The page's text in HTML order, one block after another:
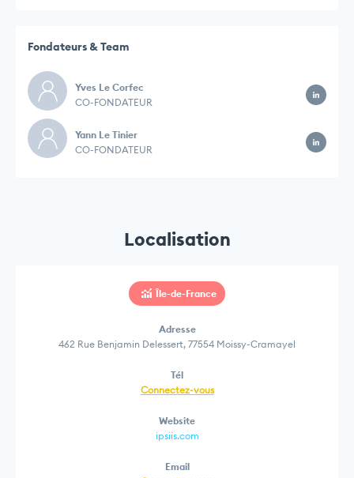
Fondateurs & Team
Yves Le Corfec
CO-FONDATEUR
Yann Le Tinier
CO-FONDATEUR
Localisation
Île-de-France
Adresse
462 Rue Benjamin Delessert, 77554 Moissy-Cramayel
Tél
Connectez-vous
Website
ipsiis.com
Email